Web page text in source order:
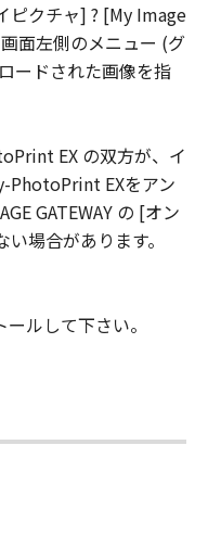
ピクチャ] ? [My Image
面左側のメニュー (グ
ードされた画像を指
EX の双方が、イ
PhotoPrint EXをアン
GATEWAY の [オン
場合があります。
ルして下さい。